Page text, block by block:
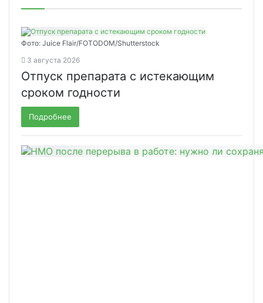
Фото: Juice Flair/FOTODOM/Shutterstoсk
3 августа 2026
Отпуск препарата с истекающим
сроком годности
Подробнее